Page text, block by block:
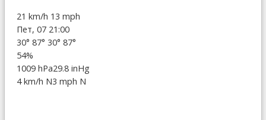
21 km/h 13 mph
Пет, 07 21:00
30° 87° 30° 87°
54%
1009 hPa29.8 inHg
4 km/h N3 mph N